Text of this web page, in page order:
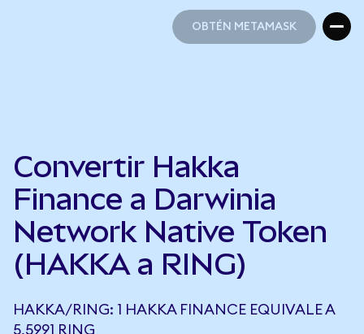
OBTÉN METAMASK
Convertir Hakka
Finance a Darwinia
Network Native Token
(HAKKA a RING)
HAKKA/RING: 1 HAKKA FINANCE EQUIVALE A
5,5991 RING